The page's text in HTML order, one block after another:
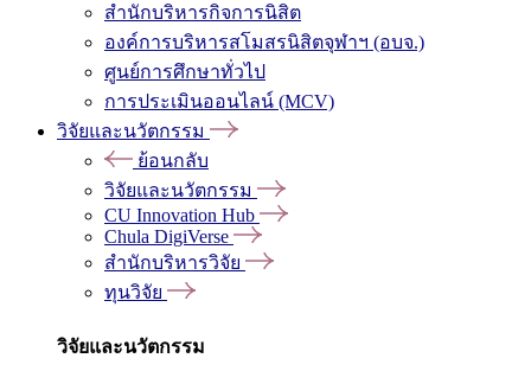
สำนักบริหารกิจการนิสิต
องค์การบริหารสโมสรนิสิตจุฬาฯ (อบจ.)
ศูนย์การศึกษาทั่วไป
การประเมินออนไลน์ (MCV)
วิจัยและนวัตกรรม
ย้อนกลับ
วิจัยและนวัตกรรม
CU Innovation Hub
Chula DigiVerse
สำนักบริหารวิจัย
ทุนวิจัย
วิจัยและนวัตกรรม